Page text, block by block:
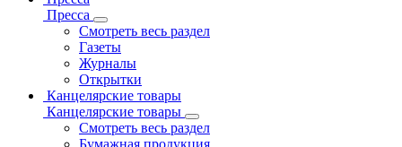
Пресса
Смотреть весь раздел
Газеты
Журналы
Открытки
Канцелярские товары
Канцелярские товары
Смотреть весь раздел
Бумажная продукция